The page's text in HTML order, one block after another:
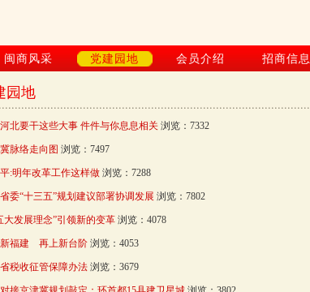
闽商风采 党建园地 会员介绍 招商信息
园地
北要干这些大事 件件与你息息相关 浏览：7332
脉络走向图 浏览：7497
:明年改革工作这样做 浏览：7288
委“十三五”规划建议部署协调发展 浏览：7802
大发展理念”引领新的变革 浏览：4078
福建 再上新台阶 浏览：4053
税收征管保障办法 浏览：3679